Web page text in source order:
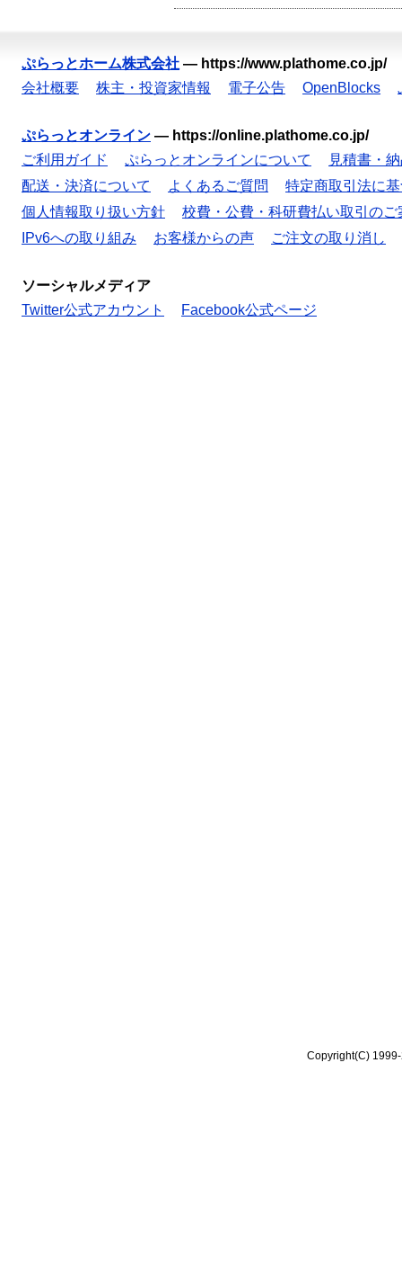
ぷらっとホーム株式会社 — https://www.plathome.co.jp/
会社概要
株主・投資家情報 電子公告 OpenBlocks
ぷらっとオンライン — https://online.plathome.co.jp/
ご利用ガイド
ぷらっとオンラインについて
見積書・
配送・決済について
よくあるご質問
特定商取引法に
個人情報取り扱い方針
校費・公費・科研費払い取引のご
IPv6への取り組み
お客様からの声 ご注文の取り消し
ソーシャルメディア
Twitter公式アカウント
Facebook公式ページ
Copyright(C)